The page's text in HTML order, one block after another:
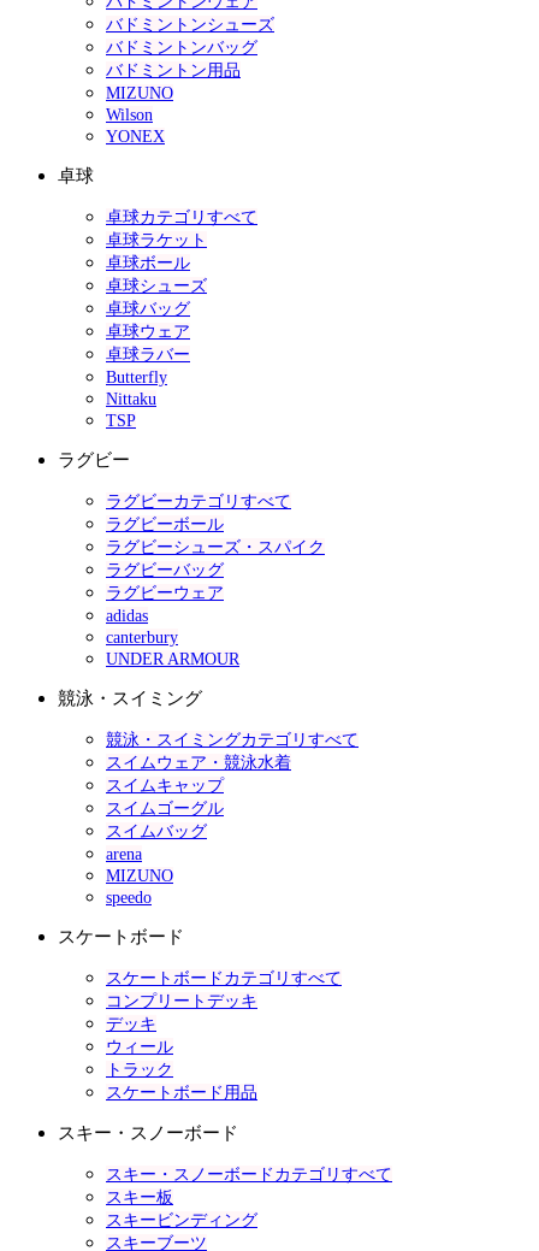
バドミントンシューズ
バドミントンバッグ
バドミントン用品
MIZUNO
Wilson
YONEX
卓球
卓球カテゴリすべて
卓球ラケット
卓球ボール
卓球シューズ
卓球バッグ
卓球ウェア
卓球ラバー
Butterfly
Nittaku
TSP
ラグビー
ラグビーカテゴリすべて
ラグビーボール
ラグビーシューズ・スパイク
ラグビーバッグ
ラグビーウェア
adidas
canterbury
UNDER ARMOUR
競泳・スイミング
競泳・スイミングカテゴリすべて
スイムウェア・競泳水着
スイムキャップ
スイムゴーグル
スイムバッグ
arena
MIZUNO
speedo
スケートボード
スケートボードカテゴリすべて
コンプリートデッキ
デッキ
ウィール
トラック
スケートボード用品
スキー・スノーボード
スキー・スノーボードカテゴリすべて
スキー板
スキービンディング
スキーブーツ